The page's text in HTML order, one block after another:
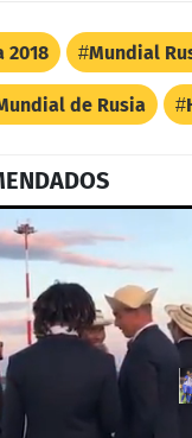
2018 Mundial
de Rusia